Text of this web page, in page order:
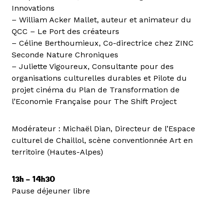
Innovations
– William Acker Mallet, auteur et animateur du
QCC – Le Port des créateurs
– Céline Berthoumieux, Co-directrice chez ZINC
Seconde Nature Chroniques
– Juliette Vigoureux, Consultante pour des
organisations culturelles durables et Pilote du
projet cinéma du Plan de Transformation de
l’Economie Française pour The Shift Project
Modérateur : Michaël Dian, Directeur de l’Espace
culturel de Chaillol, scène conventionnée Art en
territoire (Hautes-Alpes)
13h – 14h30
Pause déjeuner libre